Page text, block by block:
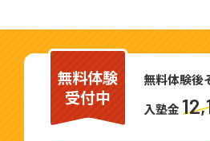
無料体験
受付中
無料体験後
入塾金